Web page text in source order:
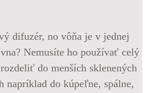
difuzér, no vôňa je v jednej
Nemusíte ho používať celý
do menších sklenených
do kúpeľne, spálne,